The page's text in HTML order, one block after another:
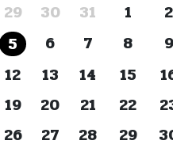
29 30 31 1
2
5 6 7 8
9
12 13 14 15
19 20 21 22
26 27 28 29